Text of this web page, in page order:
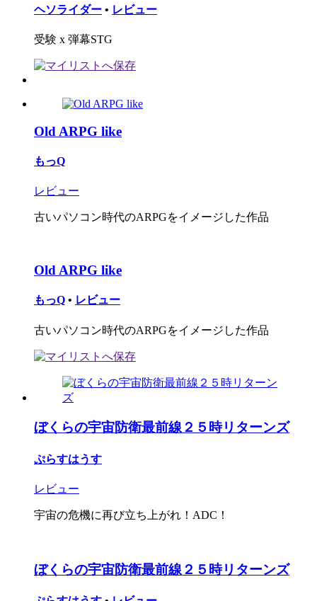
ヘソライダー • レビュー
受験 x 弾幕STG
Old ARPG like
もっQ
レビュー
古いパソコン時代のARPGをイメージした作品
Old ARPG like
もっQ • レビュー
古いパソコン時代のARPGをイメージした作品
ぼくらの宇宙防衛最前線２５時リターンズ
ぷらすはうす
レビュー
宇宙の危機に再び立ち上がれ！ADC！
ぼくらの宇宙防衛最前線２５時リターンズ